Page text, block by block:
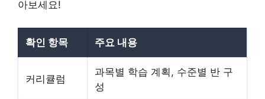
아보세요!
확인 항목 주요 내용
커리큘럼
과목별 학습 계획, 수준별 반 구
성